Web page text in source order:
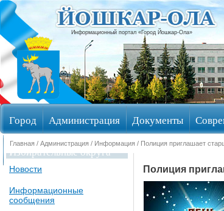
Информационный портал «Город Йошкар-Ола»
Город Администрация Документы
Избирательные округа
Главная / Администрация / Информация / Полиция приглашает
Новости
Информационные
сообщения
Полиция